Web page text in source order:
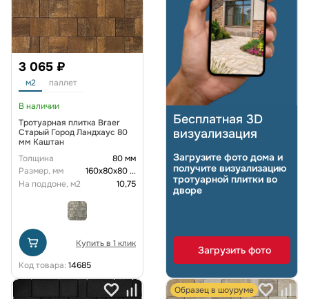
3 065 ₽
м2 паллет
В наличии
Тротуарная плитка Braer
Старый Город Ландхаус 80
мм Каштан
Толщина
80 мм
Размер, мм
160х80х80...
На поддоне, м2
10,75
Купить в 1 клик
Код товара: 14685
Бесплатная 3D
визуализация
Загрузите фото дома и
получите визуализацию
тротуарной плитки во
дворе
Загрузить фото
Образец в шоуруме